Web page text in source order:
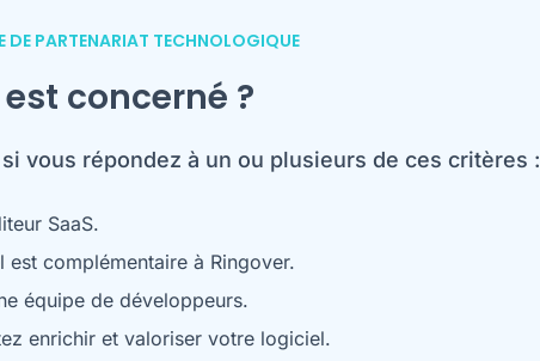
DE PARTENARIAT TECHNOLOGIQUE
concerné ?
vous répondez à un ou plusieurs de ces critères :
SaaS.
est complémentaire à Ringover.
équipe de développeurs.
enrichir et valoriser votre logiciel.